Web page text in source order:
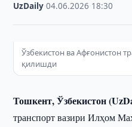
UzDaily ·04.06.2026 18:30
Ўзбекистон ва Афғонистон
қилишди
Тошкент, Ўзбекистон
транспорт вазири Илҳом